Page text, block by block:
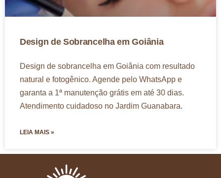
Design de Sobrancelha em Goiânia​​
Design de sobrancelha em Goiânia com resultado
natural e fotogênico. Agende pelo WhatsApp e
garanta a 1ª manutenção grátis em até 30 dias.
Atendimento cuidadoso no Jardim Guanabara.
LEIA MAIS »